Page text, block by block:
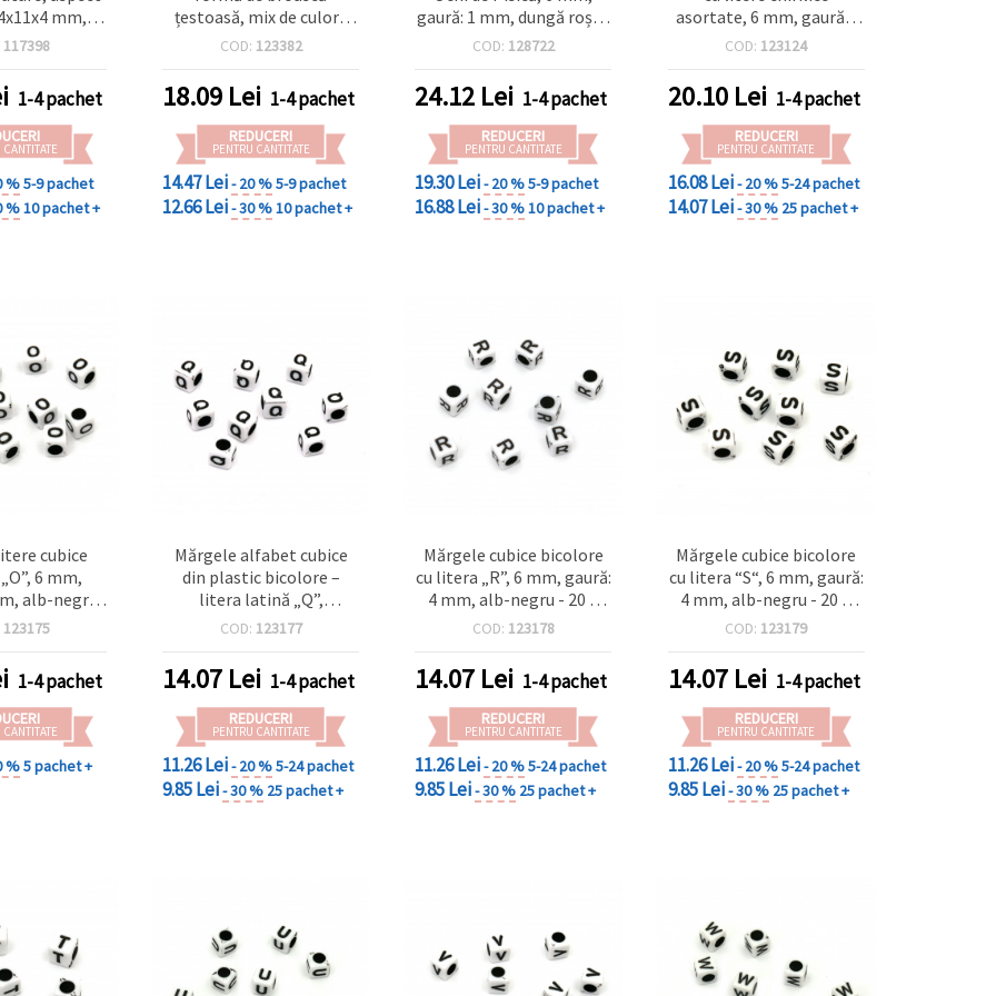
mm,
roșu, 50 g
117398
1-4 pachet
CANTITATE
%5-9 pachet
%10 pachet +
țestoasă, mix de culori,
9,5 x 6 mm, orificiu 1 mm
pentru bijuterii
handmade, DIY și proiecte
creative pentru copii
COD: 123382
18.09 Lei 1-4 pachet
REDUCERI
PENTRU CANTITATE
14.47 Lei- 20 %5-9 pachet
12.66 Lei- 30 %10 pachet +
gaură: 1 mm, dungă roșie,
50 bucăți
COD: 128722
24.12 Lei 1-4 pachet
REDUCERI
PENTRU CANTITATE
19.30 Lei- 20 %5-9 pachet
16.88 Lei- 30 %10 pachet +
asortate, 6 mm, gaură 3
mm, alb & negru, 20 g
COD: 123124
20.10Lei 1-4 pachet
REDUCERI
PENTRU CANTITATE
16.08 Lei- 20 %5-24 pachet
14.07 Lei- 30 % 25 pachet +
cubice
6 mm,
alb-negru,
buc.)
123175
1-4 pachet
CANTITATE
%5 pachet +
Mărgele alfabet cubice
din plastic bicolore –
litera latină „Q”,
alb/negru, 6 mm, orificiu
materiale pentru bijuterii
și craft DIY
COD: 123177
14.07 Lei 1-4 pachet
REDUCERI
PENTRU CANTITATE
11.26 Lei- 20 %5-24 pachet
9.85 Lei- 30 % 25 pachet +
Mărgele cubice bicolore
cu litera „R”, 6 mm, gaură:
4 mm, alb-negru - 20 g
(~95 buc.)
COD: 123178
14.07 Lei 1-4 pachet
REDUCERI
PENTRU CANTITATE
11.26 Lei- 20 %5-24 pachet
9.85 Lei- 30 % 25 pachet +
Mărgele cubice bicolore
cu litera “S“, 6 mm, gaură:
4 mm, alb-negru - 20 g
(~95 buc.)
COD: 123179
14.07Lei 1-4 pachet
REDUCERI
PENTRU CANTITATE
11.26 Lei- 20 %5-24 pachet
9.85 Lei- 30 % 25 pachet +